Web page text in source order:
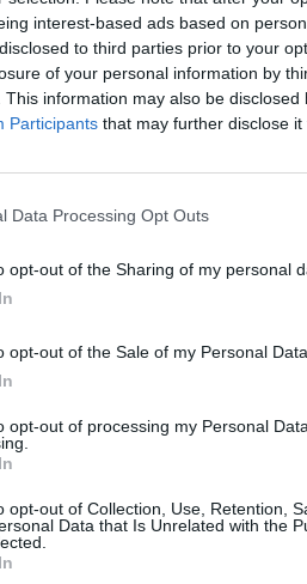
interest-based ads based on
to third parties prior to your
of your personal information by
This information may also be
Participants that may further disclose it
Data Processing Opt Outs
opt-out of the Sharing of my personal
opt-out of the Sale of my Personal Data.
opt-out of processing my Personal
opt-out of Collection, Use, Retention,
Data that Is Unrelated with the
ανακτώντας μέρος των
εξελίξεις στην Ουκρανία και
πετρέλαιο. Ο
της παραγωγής για τον
σε αντίθεση με τις
χρυσός. Το πολύτιμο μέταλλο
την Παρασκευή, ωθούμενο
Η έκθεση για τον Αύγουστο